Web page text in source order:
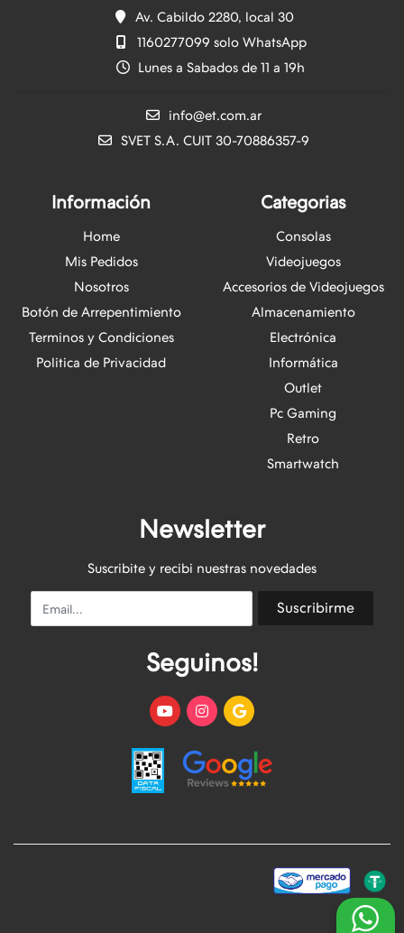
Av. Cabildo 2280, local 30
1160277099 solo WhatsApp
Lunes a Sabados de 11 a 19h
info@et.com.ar
SVET S.A. CUIT 30-70886357-9
Información
Home
Mis Pedidos
Nosotros
Botón de Arrepentimiento
Terminos y Condiciones
Politica de Privacidad
Categorias
Consolas
Videojuegos
Accesorios de Videojuegos
Almacenamiento
Electrónica
Informática
Outlet
Pc Gaming
Retro
Smartwatch
Newsletter
Suscribite y recibi nuestras novedades
Email Suscribirme
Seguinos!